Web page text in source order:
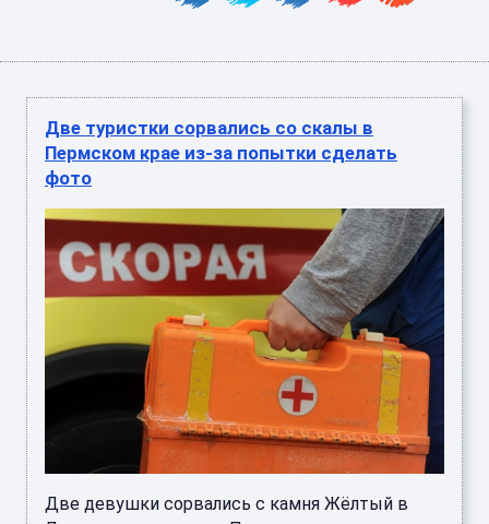
Две туристки сорвались со скалы в
Пермском крае из-за попытки сделать
фото
Две девушки сорвались с камня Жёлтый в